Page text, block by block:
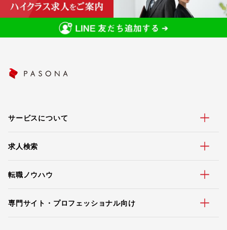
サービスについて
求人検索
転職ノウハウ
専門サイト・プロフェッショナル向け